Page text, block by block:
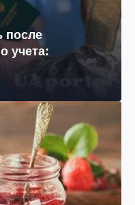
после
учета: